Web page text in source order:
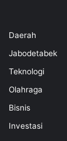
Daerah
Jabodetabek
Teknologi
Olahraga
Bisnis
Investasi